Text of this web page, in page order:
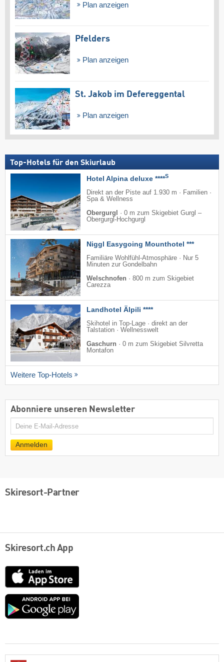
Plan anzeigen
Pfelders
Plan anzeigen
St. Jakob im Defereggental
Plan anzeigen
Top-Hotels für den Skiurlaub
Hotel Alpina deluxe ****S
Direkt an der Piste auf 1.930 m · Familien ·
Spa & Wellness
Obergurgl
· 0 m zum Skigebiet Gurgl –
Obergurgl-Hochgurgl
Niggl Easygoing Mounthotel ***
Familiäre Wohlfühl-Atmosphäre · Nur 5
Minuten zur Gondelbahn
Welschnofen · 800 m zum Skigebiet
Carezza
Landhotel Älpili ****
Skihotel in Top-Lage · direkt an der
Talstation · Wellnesswelt
Gaschurn · 0 m zum Skigebiet Silvretta
Montafon
Weitere Top-Hotels
Abonniere unseren Newsletter
E-
Anmelden
Skiresort-Partner
Skiresort.ch App
App
Store
Google